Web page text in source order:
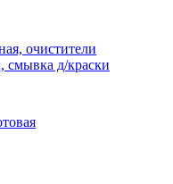
очистители
смывка д/краски